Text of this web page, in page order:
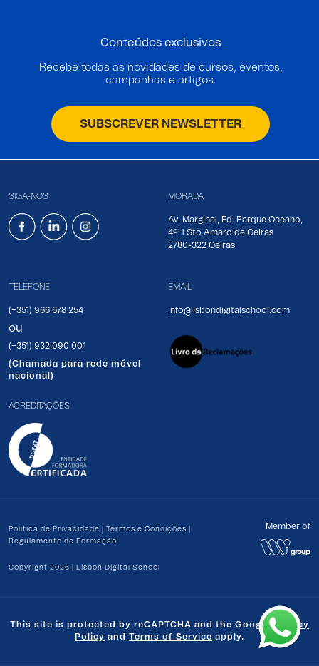
Conteúdos exclusivos
Recebe todas as novidades de cursos, eventos,
campanhas e artigos.
SUBSCREVER NEWSLETTER
SIGA-NOS MORADA
Av. Marginal, Ed. Parque Oceano,
4ºH Sto Amaro de Oeiras
2780-322 Oeiras
TELEFONE
(+351) 966 678 254
ou
(+351) 932 090 001
(Chamada para rede móvel
nacional)
EMAIL
info@lisbondigitalschool.com
ACREDITAÇÕES
Política de Privacidade Termos e Condições
Regulamento de Formação
Copyright 2026 | Lisbon Digital School
Member of
This site is protected by reCAPTCHA and the Google Privacy
Policy and Terms of Service apply.